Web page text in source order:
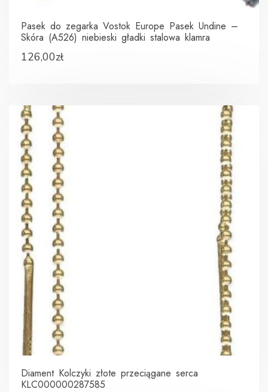
Pasek do zegarka Vostok Europe Pasek Undine –
Skóra (A526) niebieski gładki stalowa klamra
126,00zł
Diament Kolczyki złote przeciągane serca
KLC000000287585